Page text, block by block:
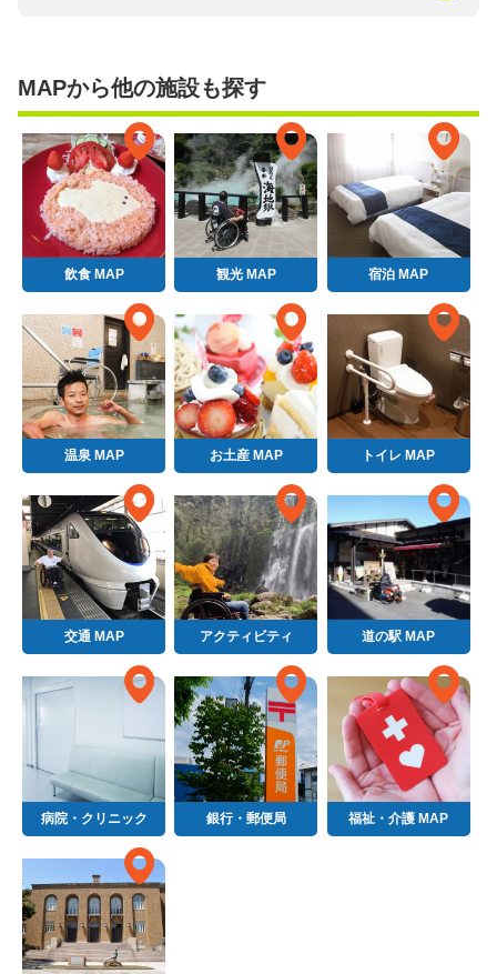
MAPから他の施設も探す
飲食 MAP 観光 MAP 宿泊 MAP
温泉 MAP お土産 MAP トイレ MAP
交通 MAP アクティビティ 道の駅 MAP
病院・クリニック 銀行・郵便局 福祉・介護 MAP